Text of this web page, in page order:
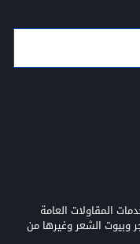
المقاولات العامة
وبيوت الشعر وغيرها من